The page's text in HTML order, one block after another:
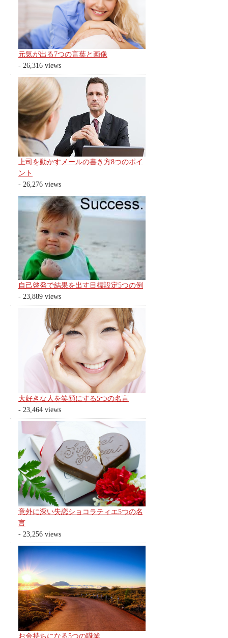
元気が出る7つの言葉と画像
- 26,316 views
上司を動かすメールの書き方8つのポイ
ント
- 26,276 views
自己啓発で結果を出す目標設定5つの例
- 23,889 views
大好きな人を笑顔にする5つの名言
- 23,464 views
意外に深い失恋ショコラティエ5つの名
言
- 23,256 views
お金持ちになる5つの職業